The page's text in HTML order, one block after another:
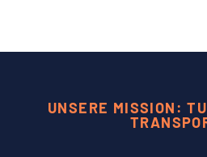
UNSERE MISSION: